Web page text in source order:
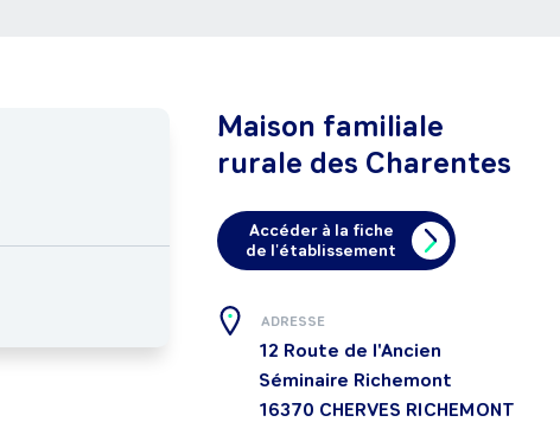
Maison familiale
rurale des Charentes
Accéder à la fiche
de l'établissement
ADRESSE
12 Route de l'Ancien
Séminaire Richemont
16370 CHERVES RICHEMONT